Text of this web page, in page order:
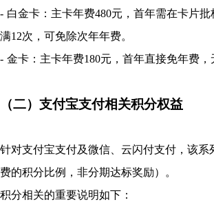
- 白金卡：主卡年费480元，首年需在卡片
满12次，可免除次年年费。
- 金卡：主卡年费180元，首年直接免年费
（二）支付宝支付相关积分权益
针对支付宝支付及微信、云闪付支付，该系
费的积分比例，非分期达标奖励）。
积分相关的重要说明如下：